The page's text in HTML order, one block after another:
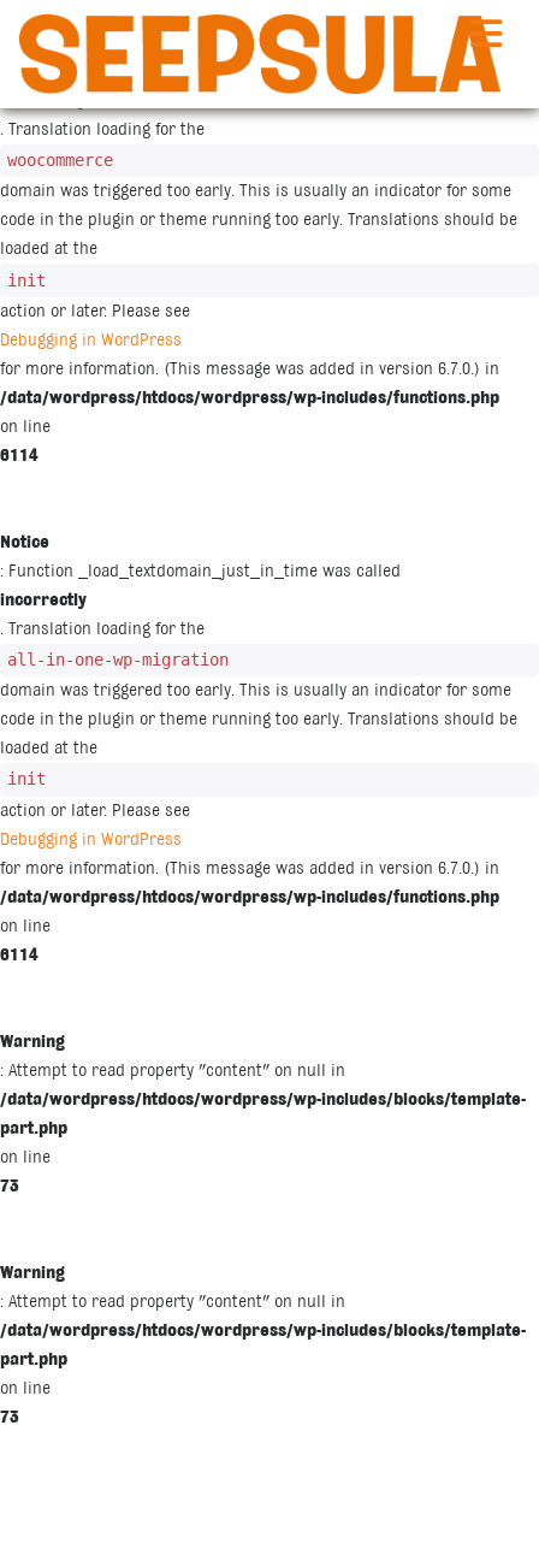
Notice
: Function _load_textdomain_just_in_time was called
. Translation loading for the
woocommerce
domain was triggered too early. This is usually an indicator for some
code in the plugin or theme running too early. Translations should be
loaded at the
init
action or later. Please see
Debugging in WordPress
for more information. (This message was added in version 6.7.0.) in
/data/wordpress/htdocs/wordpress/wp-includes/functions.php
on line
6114
Notice
: Function _load_textdomain_just_in_time was called
incorrectly
. Translation loading for the
all-in-one-wp-migration
domain was triggered too early. This is usually an indicator for some
code in the plugin or theme running too early. Translations should be
loaded at the
init
action or later. Please see
Debugging in WordPress
for more information. (This message was added in version 6.7.0.) in
/data/wordpress/htdocs/wordpress/wp-includes/functions.php
on line
6114
Warning
: Attempt to read property "content" on null in
/data/wordpress/htdocs/wordpress/wp-includes/blocks/template-
part.php
on line
73
Warning
: Attempt to read property "content" on null in
/data/wordpress/htdocs/wordpress/wp-includes/blocks/template-
part.php
on line
73
Siirry
sisältöön